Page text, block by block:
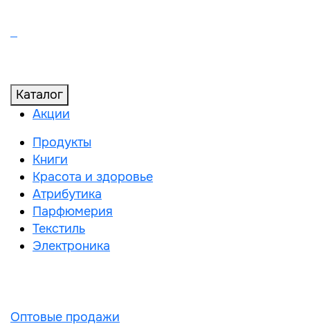
Каталог
Акции
Продукты
Книги
Красота и здоровье
Атрибутика
Парфюмерия
Текстиль
Электроника
Оптовые продажи